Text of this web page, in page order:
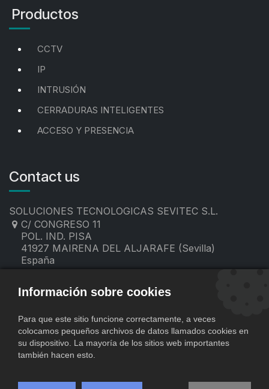
Productos
CCTV
IP
INTRUSIÓN
CERRADURAS INTELIGENTES
ACCESO Y PRESENCIA
Contact us
SOLUCIONES TECNOLOGICAS SEVITEC S.L.
C/ CONGRESO 11
POL. IND. PISA
41927 MAIRENA DEL ALJARAFE (Sevilla)
España
contacto@sevitec.es
Información sobre cookies
Para que este sitio funcione correctamente, a veces
colocamos pequeños archivos de datos llamados cookies en
su dispositivo. La mayoría de los sitios web importantes
también hacen esto.